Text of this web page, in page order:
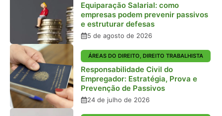
Equiparação Salarial: como
empresas podem prevenir passivos
e estruturar defesas
5 de agosto de 2026
ÁREAS DO DIREITO, DIREITO TRABALHISTA
Responsabilidade Civil do
Empregador: Estratégia, Prova e
Prevenção de Passivos
24 de julho de 2026